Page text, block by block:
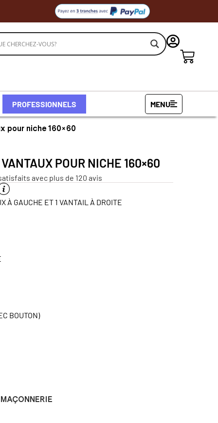
PROFESSIONNELS MENU
pour niche 160×60
POUR NICHE 160×60
avec plus de 120 avis
À GAUCHE ET 1 VANTAIL À DROITE
BOUTON)
MAÇONNERIE